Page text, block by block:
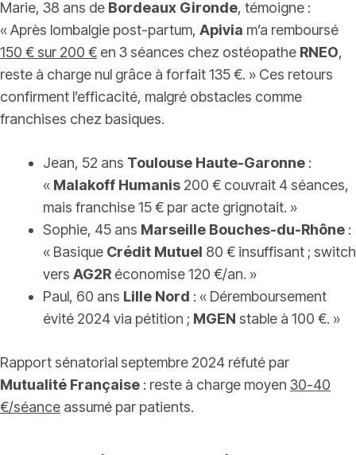
Marie, 38 ans de Bordeaux Gironde, témoigne :
« Après lombalgie post-partum, Apivia m’a remboursé
150 € sur 200 € en 3 séances chez ostéopathe RNEO,
reste à charge nul grâce à forfait 135 €. » Ces retours
confirment l’efficacité, malgré obstacles comme
franchises chez basiques.
Jean, 52 ans Toulouse Haute-Garonne :
« Malakoff Humanis 200 € couvrait 4 séances,
mais franchise 15 € par acte grignotait. »
Sophie, 45 ans Marseille Bouches-du-Rhône :
« Basique Crédit Mutuel 80 € insuffisant ; switch
vers AG2R économise 120 €/an. »
Paul, 60 ans Lille Nord : « Déremboursement
évité 2024 via pétition ; MGEN stable à 100 €. »
Rapport sénatorial septembre 2024 réfuté par
Mutualité Française : reste à charge moyen 30-40
€/séance assumé par patients.